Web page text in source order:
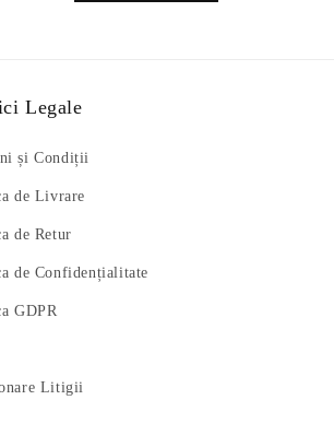
Legale
și Condiții
de Livrare
de Retur
de Confidențialitate
GDPR
Litigii